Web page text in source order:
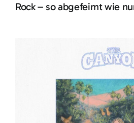
Rock – so abgefeimt wie